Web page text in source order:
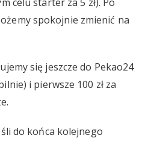
spokojnie zmienić na
się jeszcze do Pekao24
i pierwsze 100 zł za
do końca kolejnego